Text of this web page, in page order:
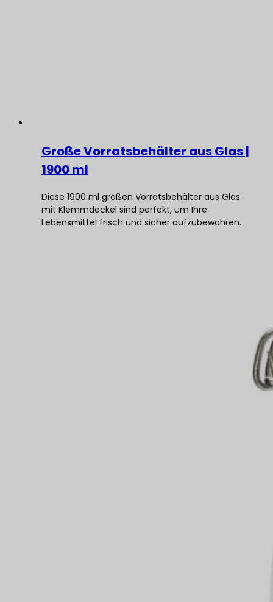
Große Vorratsbehälter aus Glas |
1900 ml
Diese 1900 ml großen Vorratsbehälter aus Glas
mit Klemmdeckel sind perfekt, um Ihre
Lebensmittel frisch und sicher aufzubewahren.